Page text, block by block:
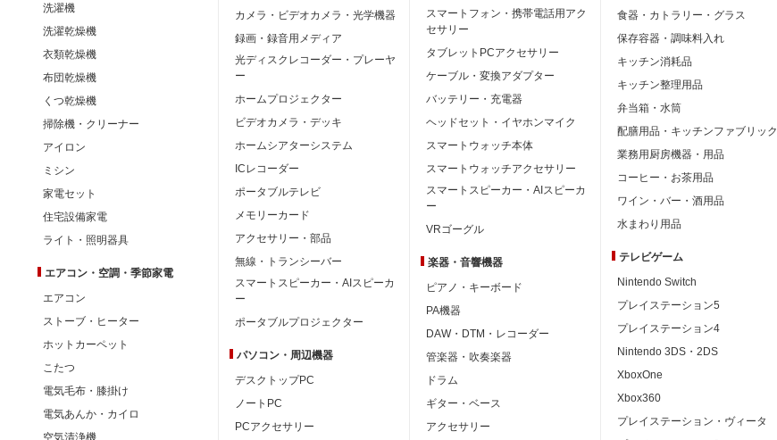
洗濯機
洗濯乾燥機
衣類乾燥機
布団乾燥機
くつ乾燥機
掃除機・クリーナー
アイロン
ミシン
家電セット
住宅設備家電
ライト・照明器具
エアコン・空調・季節家電
エアコン
ストーブ・ヒーター
ホットカーペット
こたつ
電気毛布・膝掛け
電気あんか・カイロ
空気清浄機
カメラ・ビデオカメラ・光学機器
録画・録音用メディア
光ディスクレコーダー・プレーヤ
ー
ホームプロジェクター
ビデオカメラ・デッキ
ホームシアターシステム
ICレコーダー
ポータブルテレビ
メモリーカード
アクセサリー・部品
無線・トランシーバー
スマートスピーカー・AIスピーカ
ー
ポータブルプロジェクター
パソコン・周辺機器
デスクトップPC
ノートPC
PCアクセサリー
スマートフォン・携帯電話用アク
セサリー
タブレットPCアクセサリー
ケーブル・変換アダプター
バッテリー・充電器
ヘッドセット・イヤホンマイク
スマートウォッチ本体
スマートウォッチアクセサリー
スマートスピーカー・AIスピーカ
ー
VRゴーグル
楽器・音響機器
ピアノ・キーボード
PA機器
DAW・DTM・レコーダー
管楽器・吹奏楽器
ドラム
ギター・ベース
アクセサリー
食器・カトラリー・グラス
保存容器・調味料入れ
キッチン消耗品
キッチン整理用品
弁当箱・水筒
配膳用品・キッチンファブリック
業務用厨房機器・用品
コーヒー・お茶用品
ワイン・バー・酒用品
水まわり用品
テレビゲーム
Nintendo Switch
プレイステーション5
プレイステーション4
Nintendo 3DS・2DS
XboxOne
Xbox360
プレイステーション・ヴィータ